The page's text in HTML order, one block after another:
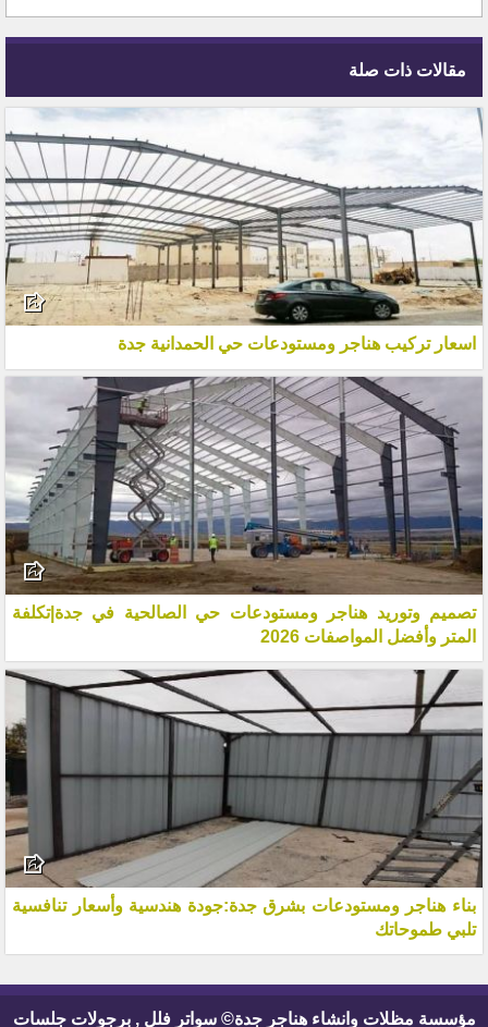
مقالات ذات صلة
اسعار تركيب هناجر ومستودعات حي الحمدانية جدة
تصميم وتوريد هناجر ومستودعات حي الصالحية في جدة|تكلفة
المتر وأفضل المواصفات 2026
بناء هناجر ومستودعات بشرق جدة:جودة هندسية وأسعار تنافسية
تلبي طموحاتك
مؤسسة مظلات وانشاء هناجر جدة© سواتر فلل , برجولات جلسات